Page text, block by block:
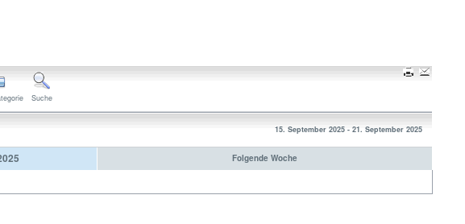
Suche
15. September 2025 - 21. September 2025
Folgende Woche